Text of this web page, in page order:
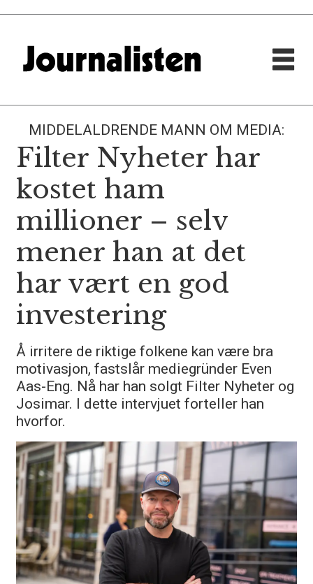
MIDDELALDRENDE MANN OM MEDIA:
Filter Nyheter har
kostet ham
millioner – selv
mener han at det
har vært en god
investering
Å irritere de riktige folkene kan være bra
motivasjon, fastslår mediegründer Even
Aas-Eng. Nå har han solgt Filter Nyheter og
Josimar. I dette intervjuet forteller han
hvorfor.